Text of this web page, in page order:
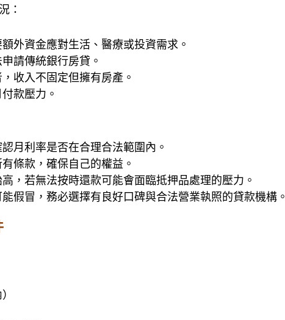
：
外資金應對生活、醫療或投資需求。
請傳統銀行房貸。
收入不固定但擁有房產。
款壓力。
月利率是否在合理合法範圍內。
條款，確保自己的權益。
，若無法按時還款可能會面臨抵押品處理的壓力。
假冒，務必選擇有良好口碑與合法營業執照的貸款機構。